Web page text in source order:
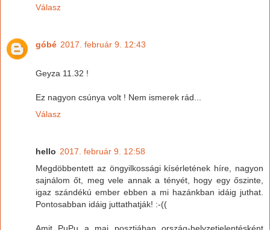
Válasz
góbé 2017. február 9. 12:43
Geyza 11.32 !
Ez nagyon csúnya volt ! Nem ismerek rád...
Válasz
hello 2017. február 9. 12:58
Megdöbbentett az öngyilkossági kísérletének híre, nagyon
sajnálom őt, meg vele annak a tényét, hogy egy őszinte,
igaz szándékú ember ebben a mi hazánkban idáig juthat.
Pontosabban idáig juttathatják! :-((
Amit PuPu a mai posztjában ország-helyzetjelentésként